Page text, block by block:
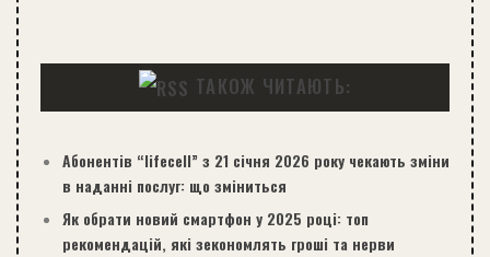
ТАКОЖ ЧИТАЮТЬ:
Абонентів “lifecell” з 21 січня 2026 року чекають зміни
в наданні послуг: що зміниться
Як обрати новий смартфон у 2025 році: топ
рекомендацій, які зекономлять гроші та нерви